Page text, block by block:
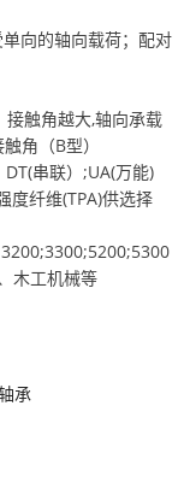
向的轴向载荷；配对
触角越大,轴向承载
角（B型）
串联）;UA(万能)
度纤维(TPA)供选择
木工机械等
承